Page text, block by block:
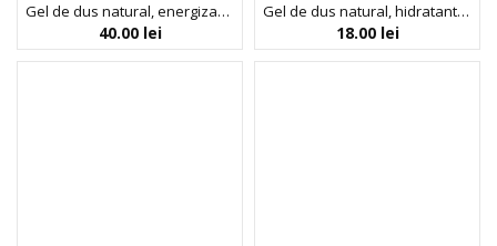
Gel de dus natural, energizant, cu grapefruit si portocala, Faith in Nature, 400 ml
40.00 lei
Gel de dus natural, hidratant, cu cocos, Faith in Nature, 100 ml
18.00 lei